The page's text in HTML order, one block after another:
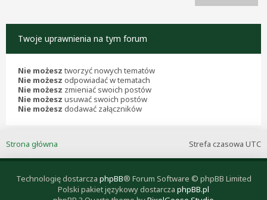
Twoje uprawnienia na tym forum
Nie możesz tworzyć nowych tematów
Nie możesz odpowiadać w tematach
Nie możesz zmieniać swoich postów
Nie możesz usuwać swoich postów
Nie możesz dodawać załączników
Strefa czasowa UTC
Strona główna
Technologię dostarcza phpBB® Forum Software © phpBB Limited
Polski pakiet językowy dostarcza phpBB.pl